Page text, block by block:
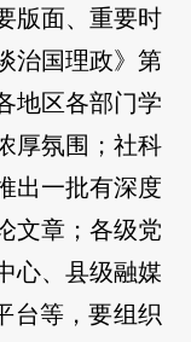
版面、重要时
治国理政》第
地区各部门学
厚氛围；社科
出一批有深度
文章；各级党
心、县级融媒
台等，要组织